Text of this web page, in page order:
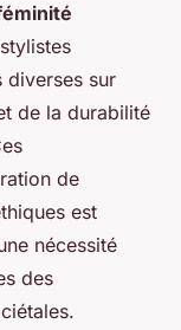
diverses sur
de la durabilité
de
est
nécessité
des